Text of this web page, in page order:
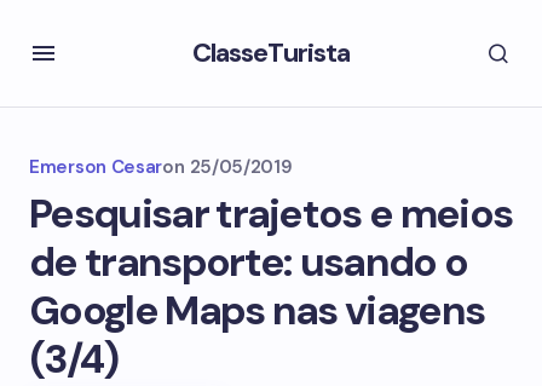
ClasseTurista
Emerson Cesaron 25/05/2019
Pesquisar trajetos e meios
de transporte: usando o
Google Maps nas viagens
(3/4)